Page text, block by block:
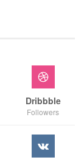
Dribbble
Followers